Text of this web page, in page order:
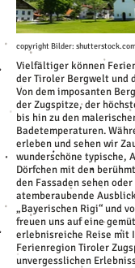
copyright Bilder:
Vielfältiger können
der Tiroler Bergwelt und
Von dem imposanten
der Zugspitze, der
bis hin zu den
Badetemperaturen.
erleben und sehen wir
wunderschöne typische,
Dörfchen mit den
den Fassaden sehen
atemberaubende
„Bayerischen Rigi“ und
freuen uns auf eine
erlebnisreiche Reise mit
Ferienregion Tiroler
unvergesslichen